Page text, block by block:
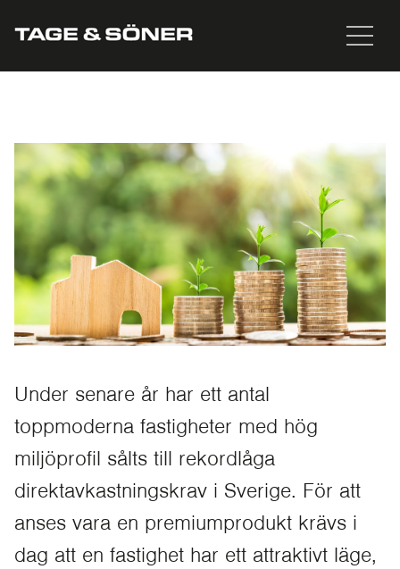
Under senare år har ett antal
toppmoderna fastigheter med hög
miljöprofil sålts till rekordlåga
direktavkastningskrav i Sverige. För att
anses vara en premiumprodukt krävs i
dag att en fastighet har ett attraktivt läge,